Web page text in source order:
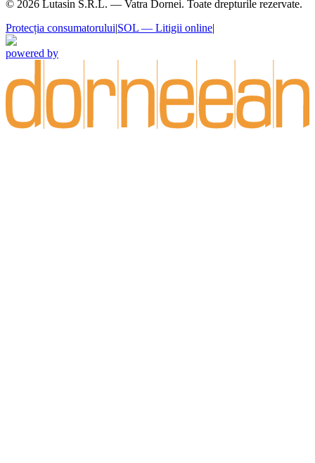
© 2026 Lutasin S.R.L. — Vatra Dornei. Toate drepturile rezervate.
Protecția consumatorului|SOL — Litigii online|
powered by